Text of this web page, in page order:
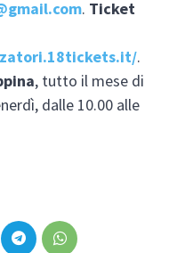
. Ticket
.
, tutto il mese di
dalle 10.00 alle